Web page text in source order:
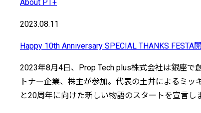
About PT+
2023.08.11
Happy 10th Anniversary SPECIAL THANKS FESTA
2023年8月4日、Prop Tech plus株式会社は銀座で
トナー企業、株主が参加。代表の土井によるミ
と20周年に向けた新しい物語のスタートを宣言し